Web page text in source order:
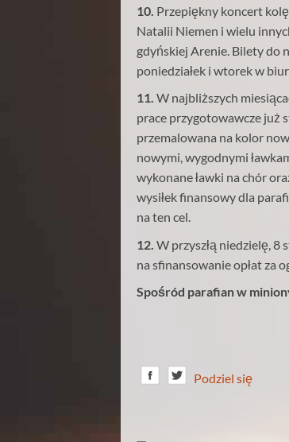
10. Przepiękny koncert
Natalii Niemen i wielu
gdyńskiej Arenie. Bilety do
poniedziałek i wtorek w
11. W najbliższych
prace przygotowawcze już
przemalowana na kolor
nowymi, wygodnymi
wykonane ławki na chór
wysiłek finansowy dla
na ten cel.
12. W przyszłą niedzielę,
na sfinansowanie opłat za
Spośród parafian w
Podziel się